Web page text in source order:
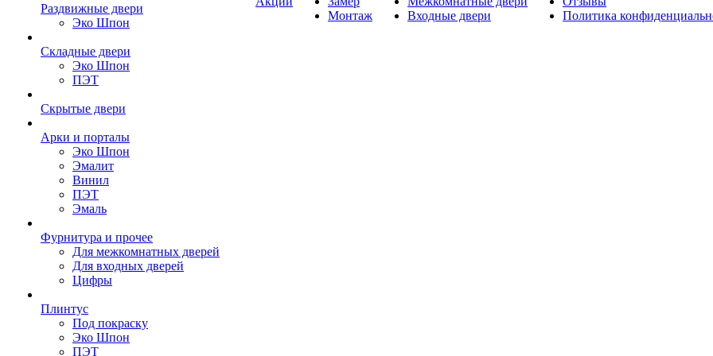
Раздвижные двери
Эко Шпон
Складные двери
Эко Шпон
ПЭТ
Скрытые двери
Арки и порталы
Эко Шпон
Эмалит
Винил
ПЭТ
Эмаль
Фурнитура и прочее
Для межкомнатных дверей
Для входных дверей
Цифры
Плинтус
Под покраску
Эко Шпон
ПЭТ
Монтаж
Входные двери
Политика